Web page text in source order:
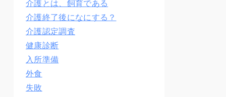
介護とは、飼育である
介護終了後になにする？
介護認定調査
健康診断
入所準備
外食
失敗